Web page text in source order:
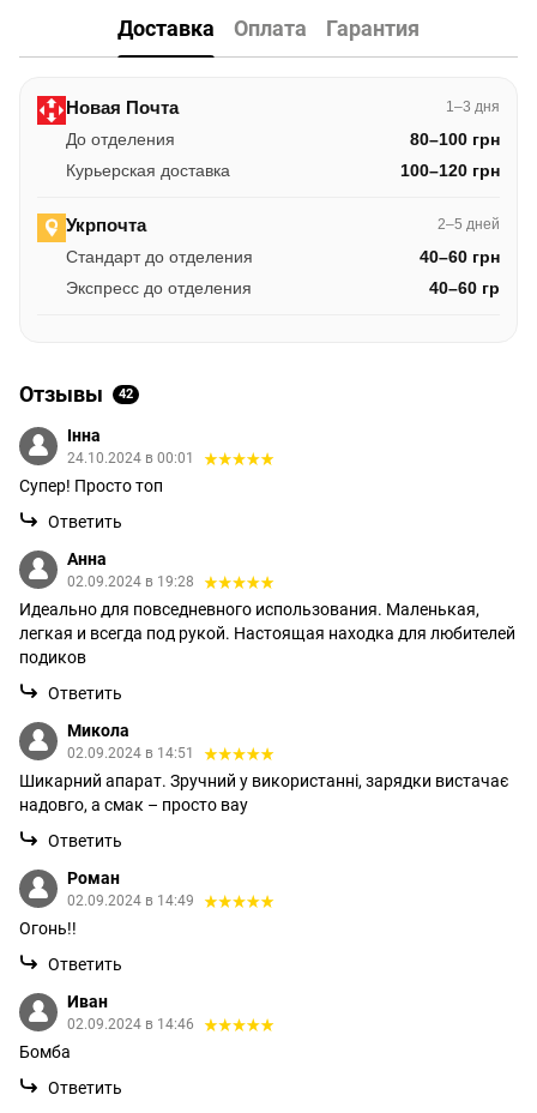
Доставка Оплата Гарантия
Новая Почта 1–3 дня
До отделения
80–100 грн
Курьерская доставка
100–120 грн
Укрпочта 2–5 дней
Стандарт до отделения
40–60 грн
Экспресс до отделения
40–60 гр
Отзывы 42
Інна
24.10.2024 в 00:01
Супер! Просто топ
Ответить
Анна
02.09.2024 в 19:28
Идеально для повседневного использования. Маленькая,
легкая и всегда под рукой. Настоящая находка для любителей
подиков
Ответить
Микола
02.09.2024 в 14:51
Шикарний апарат. Зручний у використанні, зарядки вистачає
надовго, а смак – просто вау
Ответить
Роман
02.09.2024 в 14:49
Огонь!!
Ответить
Иван
02.09.2024 в 14:46
Бомба
Ответить